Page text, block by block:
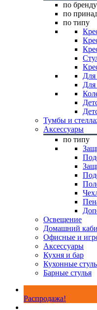
по бренду
по
по типу
Для
Для
Тумбы и
Аксессуары
по типу
Освещение
Домашний
Офисные и
Аксессуары
Кухня и бар
Кухонные
Барные стулья
Распродажа!